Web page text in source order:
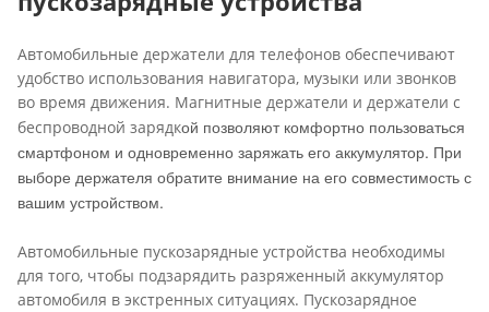
Автомобильные держатели для телефонов обеспечивают
удобство использования навигатора, музыки или звонков
во время движения. Магнитные держатели и держатели с
беспроводной зарядкой позволяют комфортно пользоваться
смартфоном и одновременно заряжать его аккумулятор. При
выборе держателя обратите внимание на его совместимость с
вашим устройством.
Автомобильные пускозарядные устройства необходимы
для того, чтобы подзарядить разряженный аккумулятор
автомобиля в экстренных ситуациях. Пускозарядное